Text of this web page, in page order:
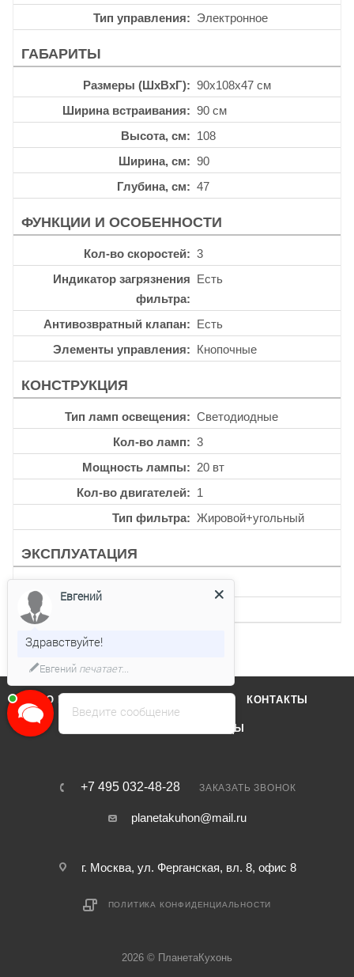
Тип управления
Электронное
ГАБАРИТЫ
Размеры (ШхВхГ)
90x108x47 см
Ширина встраивания
90 см
Высота, см
108
Ширина, см
90
Глубина, см
47
ФУНКЦИИ И ОСОБЕННОСТИ
Кол-во скоростей
3
Индикатор загрязнения
фильтра
Есть
Антивозвратный клапан
Есть
Элементы управления
Кнопочные
КОНСТРУКЦИЯ
Тип ламп освещения
Светодиодные
Кол-во ламп
3
Мощность лампы
20 вт
Кол-во двигателей
1
Тип фильтра
Жировой+угольный
ЭКСПЛУАТАЦИЯ
О КОМПАНИИ КОНТАКТЫ
БРЕНДЫ
+7 495 032-48-28 ЗАКАЗАТЬ ЗВОНОК
planetakuhon@mail.ru
г. Москва, ул. Ферганская, вл. 8, офис 8
ПОЛИТИКА КОНФИДЕНЦИАЛЬНОСТИ
2026 © ПланетаКухонь
Введите сообщение
Евгений
Здравствуйте!
Евгенийпечатает...